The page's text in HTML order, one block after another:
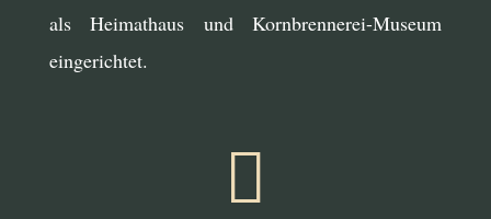
als Heimathaus und Kornbrennerei-Museum
eingerichtet.
